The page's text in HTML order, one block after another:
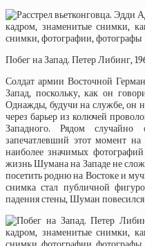
Побег на Запад. Петер Либинг,
Солдат армии Восточной
Запад, поскольку, как он
Однажды, будучи на службе, он
через барьер из колючей
Западного. Рядом случайно
запечатлевший этот момент
наиболее значимых
жизнь Шумана на Западе не
посетить родню на Востоке и
снимка стал публичной
падения стены, Шуман повесился